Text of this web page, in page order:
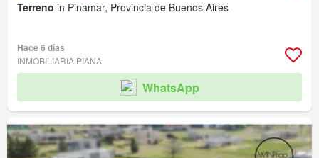
Terreno in Pinamar, Provincia de Buenos Aires
Hace 6 días
INMOBILIARIA PIANA
WhatsApp